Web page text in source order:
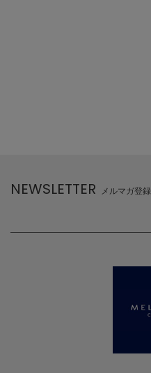
NEWSLETTER メルマガ登録